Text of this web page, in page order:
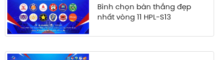
Bình chọn bàn thắng đẹp
nhất vòng 11 HPL-S13